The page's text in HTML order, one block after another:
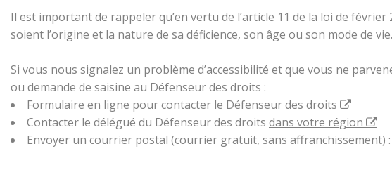
Il est important de rappeler qu’en vertu de l’article 11 de la loi de
soient l’origine et la nature de sa déficience, son âge ou son mode de
Si vous nous signalez un problème d’accessibilité et que vous ne
ou demande de saisine au Défenseur des droits :
Formulaire en ligne pour contacter le Défenseur des droits
Contacter le délégué du Défenseur des droits dans votre région
Envoyer un courrier postal (courrier gratuit, sans affranchissement)